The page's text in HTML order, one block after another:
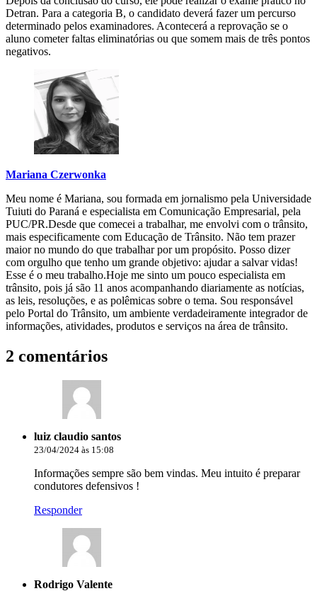
Detran. Para a categoria B, o candidato deverá fazer um percurso
determinado pelos examinadores. Acontecerá a reprovação se o
aluno cometer faltas eliminatórias ou que somem mais de três pontos
negativos.
Mariana Czerwonka
Meu nome é Mariana, sou formada em jornalismo pela Universidade
Tuiuti do Paraná e especialista em Comunicação Empresarial, pela
PUC/PR.Desde que comecei a trabalhar, me envolvi com o trânsito,
mais especificamente com Educação de Trânsito. Não tem prazer
maior no mundo do que trabalhar por um propósito. Posso dizer
com orgulho que tenho um grande objetivo: ajudar a salvar vidas!
Esse é o meu trabalho.Hoje me sinto um pouco especialista em
trânsito, pois já são 11 anos acompanhando diariamente as notícias,
as leis, resoluções, e as polêmicas sobre o tema. Sou responsável
pelo Portal do Trânsito, um ambiente verdadeiramente integrador de
informações, atividades, produtos e serviços na área de trânsito.
2 comentários
luiz claudio santos
23/04/2024 às 15:08
Informações sempre são bem vindas. Meu intuito é preparar
condutores defensivos !
Responder
Rodrigo Valente